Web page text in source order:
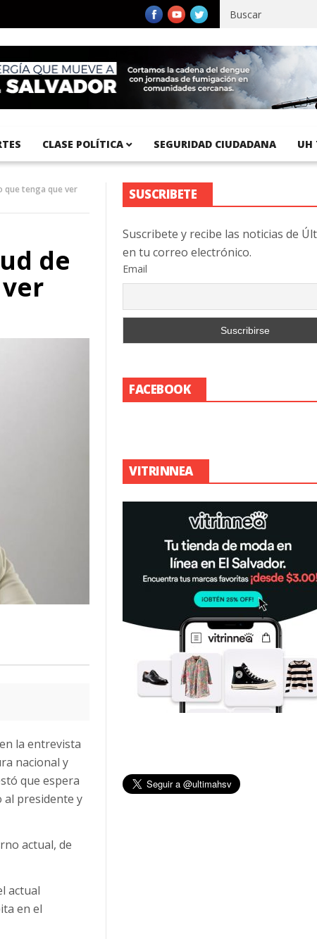
Internacional del Pacífico registra 92 % de avance en
CLASE POLÍTICA SEGURIDAD CIUDADANA UH
que tenga que ver
de
la entrevista
nacional y
que espera
al presidente y
actual, de
actual
en el
SUSCRIBETE
Suscribete y recibe las noticias de
en tu correo electrónico.
Email
FACEBOOK
VITRINNEA